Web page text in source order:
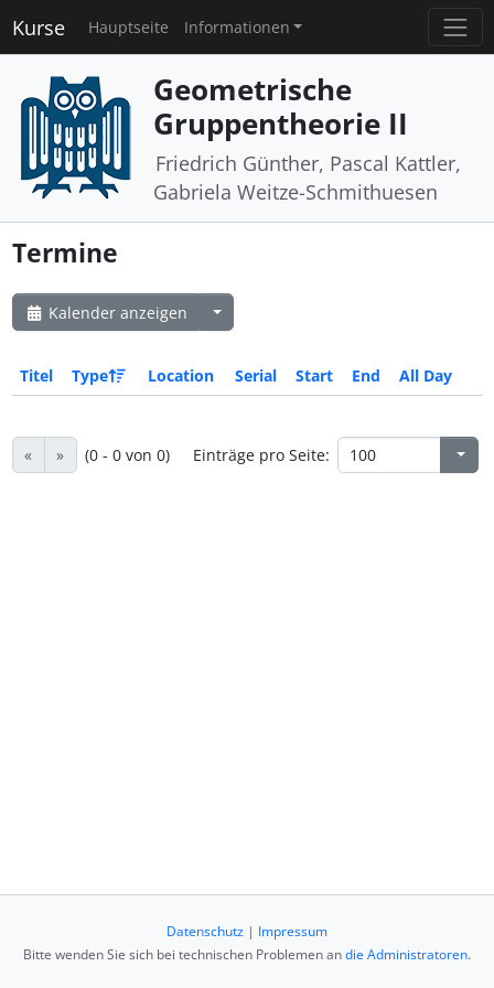
Kurse Hauptseite Informationen
Geometrische
Gruppentheorie II
Friedrich Günther, Pascal Kattler,
Gabriela Weitze-Schmithuesen
Termine
Kalender anzeigen
Titel Type Location Serial Start End All Day
« » (0 - 0 von 0) Einträge pro Seite:
Datenschutz | Impressum
Bitte wenden Sie sich bei technischen Problemen andie Administratoren.